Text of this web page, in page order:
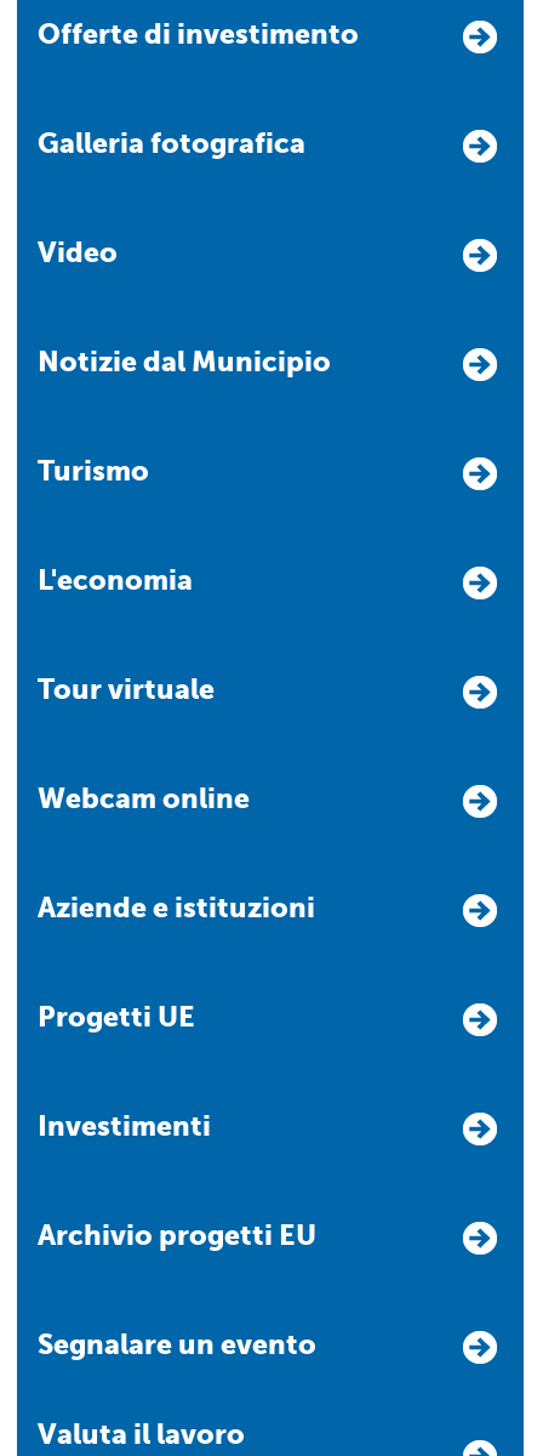
Offerte di investimento
Galleria fotografica
Video
Notizie dal Municipio
Turismo
L'economia
Tour virtuale
Webcam online
Aziende e istituzioni
Progetti UE
Investimenti
Archivio progetti EU
Segnalare un evento
Valuta il lavoro